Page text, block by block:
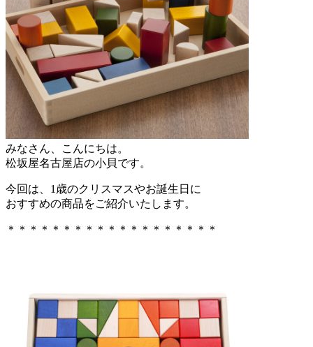
みなさん、こんにちは。
松坂屋名古屋店の小貝です。
今回は、1歳のクリスマスやお誕生日に
おすすめの商品をご紹介いたします。
＊＊＊＊＊＊＊＊＊＊＊＊＊＊＊＊＊＊＊